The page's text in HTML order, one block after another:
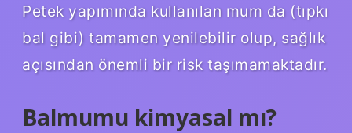
Petek yapımında kullanılan mum da (tıpkı
bal gibi) tamamen yenilebilir olup, sağlık
açısından önemli bir risk taşımamaktadır.
Balmumu kimyasal mı?